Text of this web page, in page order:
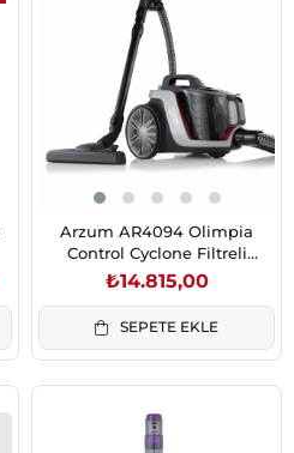
Arzum AR4094 Olimpia
Control Cyclone Filtreli
Elektrik Süpürgesi
₺14.815,00
SEPETE EKLE